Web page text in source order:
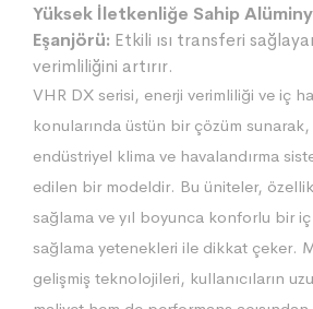
Yüksek İletkenliğe Sahip
Eşanjörü: Etkili ısı transferi
verimliliğini artırır.
VHR DX serisi, enerji verimliliği ve iç
konularında üstün bir çözüm
endüstriyel klima ve havalandırma
edilen bir modeldir. Bu üniteler,
sağlama ve yıl boyunca konforlu bir iç
sağlama yetenekleri ile dikkat çeker.
gelişmiş teknolojileri, kullanıcıların